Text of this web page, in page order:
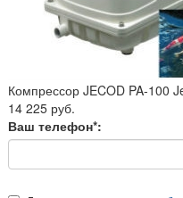
Компрессор JECOD PA-100
14 225 руб.
Ваш телефон*: